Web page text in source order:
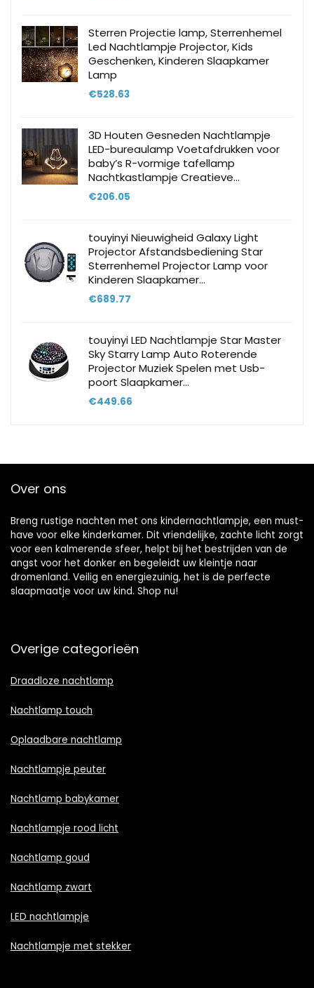
Sterren Projectie lamp, Sterrenhemel
Led Nachtlampje Projector, Kids
Geschenken, Kinderen Slaapkamer
Lamp
€528.63
3D Houten Gesneden Nachtlampje
LED-bureaulamp Voetafdrukken voor
baby’s R-vormige tafellamp
Nachtkastlampje Creatieve…
€206.05
touyinyi Nieuwigheid Galaxy Light
Projector Afstandsbediening Star
Sterrenhemel Projector Lamp voor
Kinderen Slaapkamer…
€689.77
touyinyi LED Nachtlampje Star Master
Sky Starry Lamp Auto Roterende
Projector Muziek Spelen met Usb-
poort Slaapkamer…
€449.66
Over ons
Breng rustige nachten met ons kindernachtlampje, een must-
have voor elke kinderkamer. Dit vriendelijke, zachte licht zorgt
voor een kalmerende sfeer, helpt bij het bestrijden van de
angst voor het donker en begeleidt uw kleintje naar
dromenland. Veilig en energiezuinig, het is de perfecte
slaapmaatje voor uw kind. Shop nu!
Overige categorieën
Draadloze nachtlamp
Nachtlamp touch
Oplaadbare nachtlamp
Nachtlampje peuter
Nachtlamp babykamer
Nachtlampje rood licht
Nachtlamp goud
Nachtlamp zwart
LED nachtlampje
Nachtlampje met stekker